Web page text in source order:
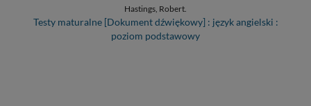
Hastings, Robert.
Testy maturalne [Dokument dźwiękowy] : język angielski :
poziom podstawowy